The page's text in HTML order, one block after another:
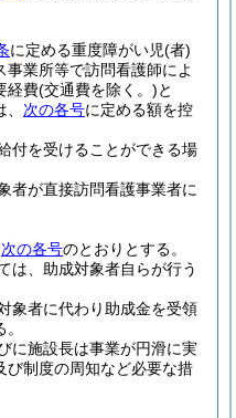
に定める重度障がい児(者)
業所等で訪問看護師によ
経費(交通費を除く。)と
次の各号に定める額を控
付を受けることができる場
者が直接訪問看護事業者に
次の各号のとおりとする。
は、助成対象者自らが行う
象者に代わり助成金を受領
に施設長は事業が円滑に実
び制度の周知など必要な措